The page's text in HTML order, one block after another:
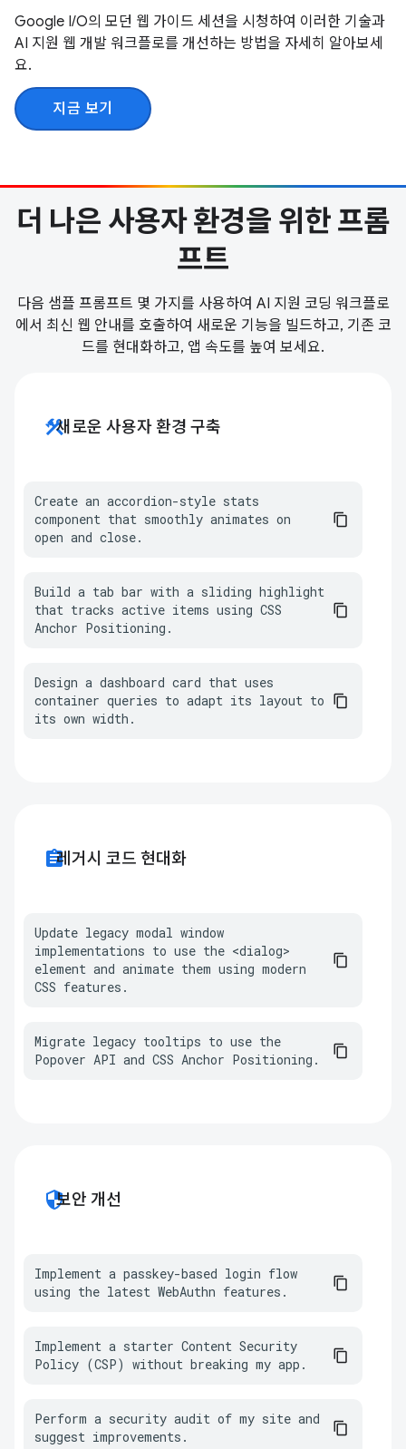
Google I/O의 모던 웹 가이드 세션을 시청하여 이러한 기술과
AI 지원 웹 개발 워크플로를 개선하는 방법을 자세히 알아보세
요.
지금 보기
더 나은 사용자 환경을 위한 프롬
프트
다음 샘플 프롬프트 몇 가지를 사용하여 AI 지원 코딩 워크플로
에서 최신 웹 안내를 호출하여 새로운 기능을 빌드하고, 기존 코
드를 현대화하고, 앱 속도를 높여 보세요.
construction새로운 사용자 환경 구축
Create an accordion-style stats
component that smoothly animates on
open and close.
Build a tab bar with a sliding highlight
that tracks active items using CSS
Anchor Positioning.
Design a dashboard card that uses
container queries to adapt its layout to
its own width.
assignment레거시 코드 현대화
Update legacy modal window
implementations to use the <dialog>
element and animate them using modern
CSS features.
Migrate legacy tooltips to use the
Popover API and CSS Anchor Positioning.
security보안 개선
Implement a passkey-based login flow
using the latest WebAuthn features.
Implement a starter Content Security
Policy (CSP) without breaking my app.
Perform a security audit of my site and
suggest improvements.